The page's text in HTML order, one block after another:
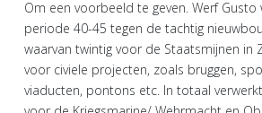
Om een voorbeeld te geven. Werf Gusto
periode 40-45 tegen de tachtig
waarvan twintig voor de Staatsmijnen in
voor civiele projecten, zoals bruggen,
viaducten, pontons etc. In totaal